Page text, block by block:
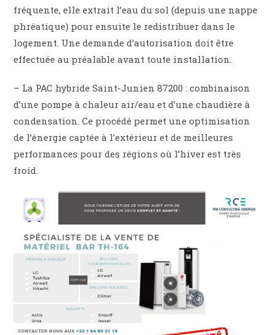
fréquente, elle extrait l’eau du sol (depuis une nappe
phréatique) pour ensuite le redistribuer dans le
logement. Une demande d’autorisation doit être
effectuée au préalable avant toute installation.
– La PAC hybride Saint-Junien 87200 : combinaison
d’une pompe à chaleur air/eau et d’une chaudière à
condensation. Ce procédé permet une optimisation
de l’énergie captée à l’extérieur et de meilleures
performances pour des régions où l’hiver est très
froid.